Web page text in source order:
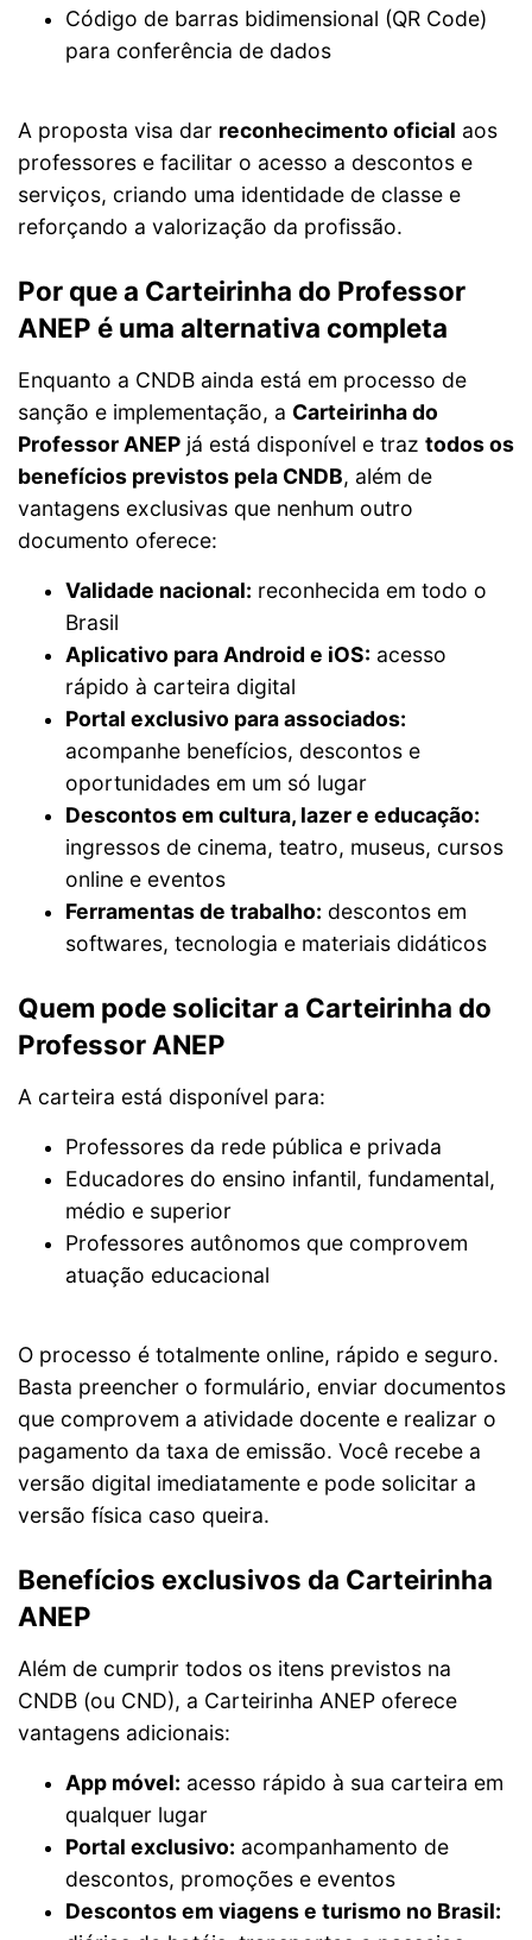
Código de barras bidimensional (QR Code)
para conferência de dados
A proposta visa dar reconhecimento oficial aos
professores e facilitar o acesso a descontos e
serviços, criando uma identidade de classe e
reforçando a valorização da profissão.
Por que a Carteirinha do Professor
ANEP é uma alternativa completa
Enquanto a CNDB ainda está em processo de
sanção e implementação, a Carteirinha do
Professor ANEP já está disponível e traz todos os
benefícios previstos pela CNDB, além de
vantagens exclusivas que nenhum outro
documento oferece:
Validade nacional: reconhecida em todo o
Brasil
Aplicativo para Android e iOS: acesso
rápido à carteira digital
Portal exclusivo para associados:
acompanhe benefícios, descontos e
oportunidades em um só lugar
Descontos em cultura, lazer e educação:
ingressos de cinema, teatro, museus, cursos
online e eventos
Ferramentas de trabalho: descontos em
softwares, tecnologia e materiais didáticos
Quem pode solicitar a Carteirinha do
Professor ANEP
A carteira está disponível para:
Professores da rede pública e privada
Educadores do ensino infantil, fundamental,
médio e superior
Professores autônomos que comprovem
atuação educacional
O processo é totalmente online, rápido e seguro.
Basta preencher o formulário, enviar documentos
que comprovem a atividade docente e realizar o
pagamento da taxa de emissão. Você recebe a
versão digital imediatamente e pode solicitar a
versão física caso queira.
Benefícios exclusivos da Carteirinha
ANEP
Além de cumprir todos os itens previstos na
CNDB (ou CND), a Carteirinha ANEP oferece
vantagens adicionais:
App móvel: acesso rápido à sua carteira em
qualquer lugar
Portal exclusivo: acompanhamento de
descontos, promoções e eventos
Descontos em viagens e turismo no Brasil: